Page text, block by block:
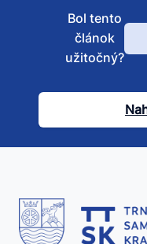
Bol tento
článok
užitočný?